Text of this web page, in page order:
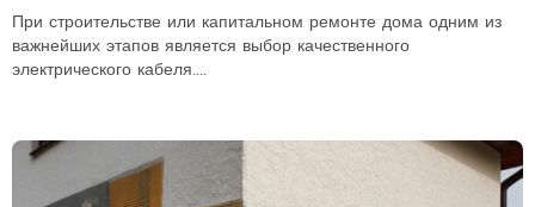
стройки
важнейших этапов является выбор качественного
электрического кабеля....